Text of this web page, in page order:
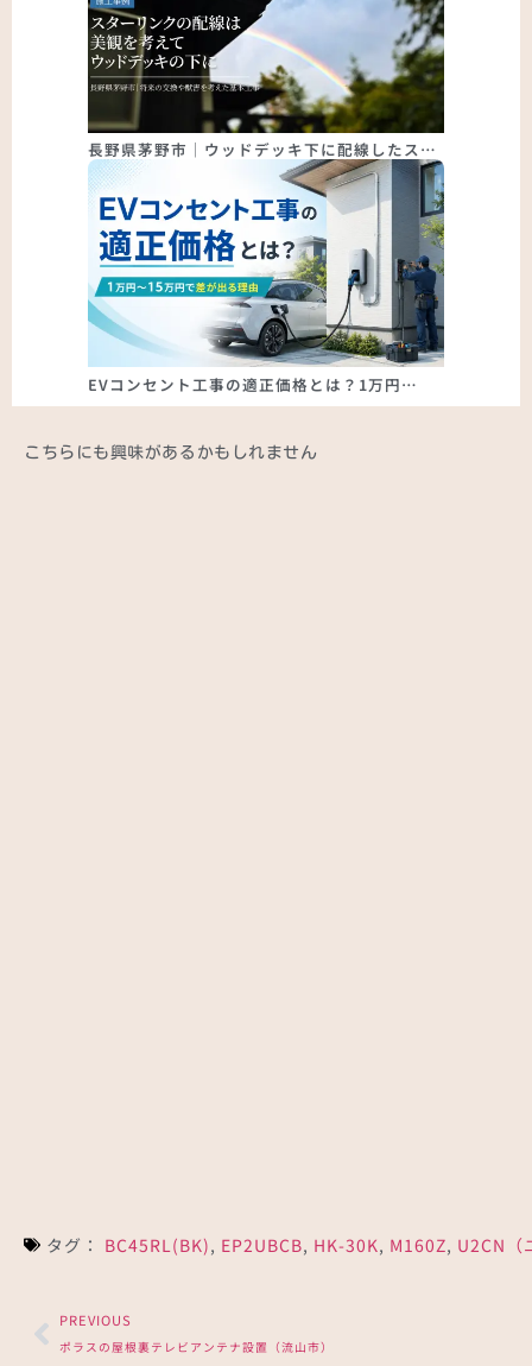
長野県茅野市｜ウッドデッキ下に配線したス…
EVコンセント工事の適正価格とは？1万円…
こちらにも興味があるかもしれません
タグ： BC45RL(BK), EP2UBCB, HK-30K, M160Z, U2CN（
PREVIOUS
ポラスの屋根裏テレビアンテナ設置（流山市）